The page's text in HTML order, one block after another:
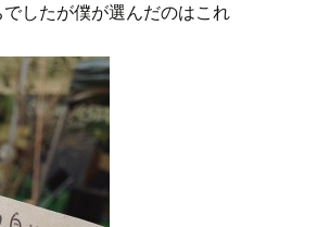
したが僕が選んだのはこれ